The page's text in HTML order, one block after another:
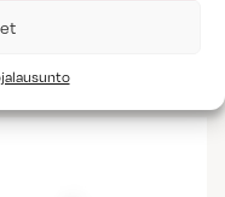
Nuppivedin 524